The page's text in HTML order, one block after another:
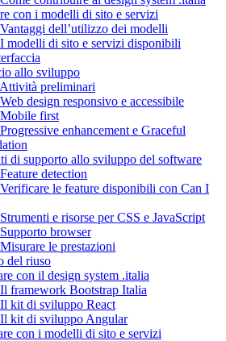
con i modelli di sito e servizi
dell’utilizzo dei modelli
modelli di sito e servizi disponibili
allo sviluppo
preliminari
design responsivo e accessibile
first
enhancement e Graceful
di supporto allo sviluppo del software
detection
le feature disponibili con Can I
e risorse per CSS e JavaScript
browser
le prestazioni
del riuso
con il design system .italia
framework Bootstrap Italia
kit di sviluppo React
kit di sviluppo Angular
con i modelli di sito e servizi